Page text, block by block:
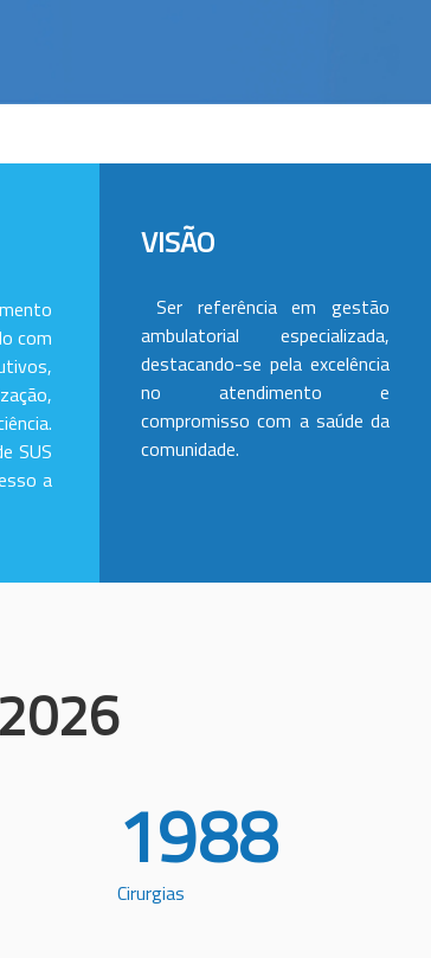
com
SUS
a
VISÃO
Ser referência em gestão
ambulatorial especializada,
destacando-se pela excelência
no atendimento e
compromisso com a saúde da
comunidade.
2026
1988
Cirurgias